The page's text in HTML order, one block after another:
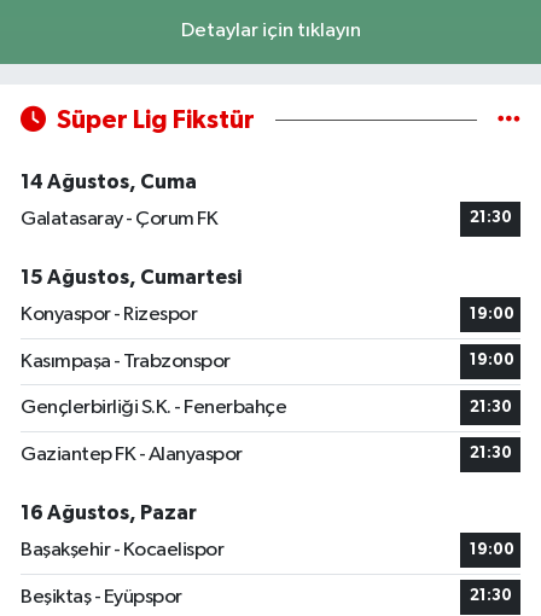
Detaylar için tıklayın
Süper Lig Fikstür
14 Ağustos, Cuma
Galatasaray - Çorum FK
21:30
15 Ağustos, Cumartesi
Konyaspor - Rizespor
19:00
Kasımpaşa - Trabzonspor 19:00
Gençlerbirliği S.K. - Fenerbahçe 21:30
Gaziantep FK - Alanyaspor 21:30
16 Ağustos, Pazar
Başakşehir - Kocaelispor
19:00
Beşiktaş - Eyüpspor 21:30